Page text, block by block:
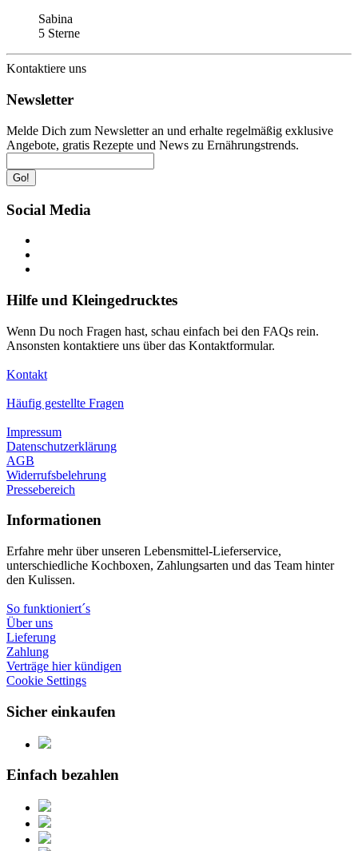
Sabina
5 Sterne
Kontaktiere uns
Newsletter
Melde Dich zum Newsletter an und erhalte regelmäßig exklusive
Angebote, gratis Rezepte und News zu Ernährungstrends.
Go!
Social Media
Hilfe und Kleingedrucktes
Wenn Du noch Fragen hast, schau einfach bei den FAQs rein.
Ansonsten kontaktiere uns über das Kontaktformular.
Kontakt
Häufig gestellte Fragen
Impressum
Datenschutzerklärung
AGB
Widerrufsbelehrung
Pressebereich
Informationen
Erfahre mehr über unseren Lebensmittel-Lieferservice,
unterschiedliche Kochboxen, Zahlungsarten und das Team hinter
den Kulissen.
So funktioniert´s
Über uns
Lieferung
Zahlung
Verträge hier kündigen
Cookie Settings
Sicher einkaufen
Einfach bezahlen